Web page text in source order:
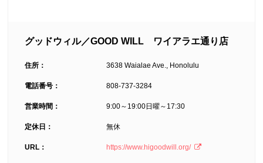
グッドウィル／GOOD WILL ワイアラエ通り店
住所： 3638 Waialae Ave., Honolulu
電話番号： 808-737-3284
営業時間： 9:00～19:00日曜～17:30
定休日： 無休
URL： https://www.higoodwill.org/